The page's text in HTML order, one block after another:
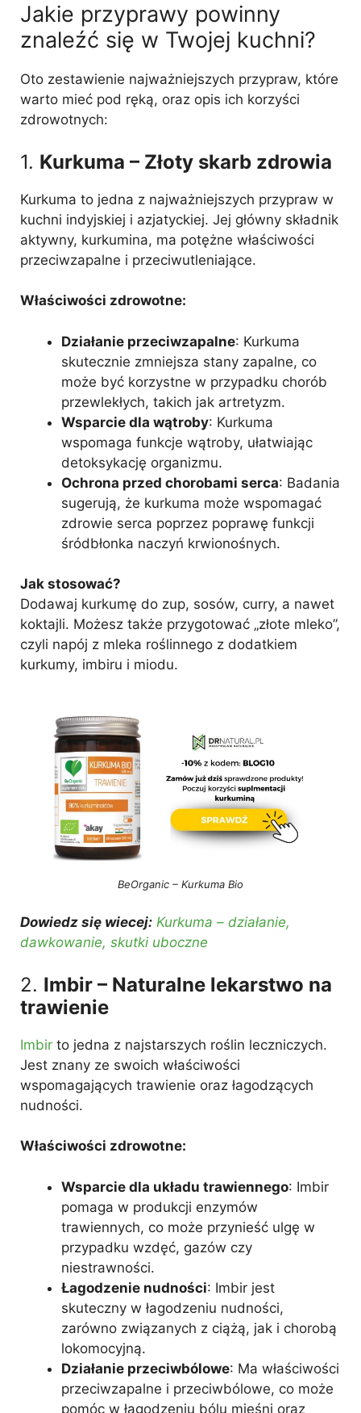
Jakie przyprawy powinny
znaleźć się w Twojej kuchni?
Oto zestawienie najważniejszych przypraw, które
warto mieć pod ręką, oraz opis ich korzyści
zdrowotnych:
1. Kurkuma – Złoty skarb zdrowia
Kurkuma to jedna z najważniejszych przypraw w
kuchni indyjskiej i azjatyckiej. Jej główny składnik
aktywny, kurkumina, ma potężne właściwości
przeciwzapalne i przeciwutleniające.
Właściwości zdrowotne:
Działanie przeciwzapalne: Kurkuma
skutecznie zmniejsza stany zapalne, co
może być korzystne w przypadku chorób
przewlekłych, takich jak artretyzm.
Wsparcie dla wątroby: Kurkuma
wspomaga funkcje wątroby, ułatwiając
detoksykację organizmu.
Ochrona przed chorobami serca: Badania
sugerują, że kurkuma może wspomagać
zdrowie serca poprzez poprawę funkcji
śródbłonka naczyń krwionośnych.
Jak stosować?
Dodawaj kurkumę do zup, sosów, curry, a nawet
koktajli. Możesz także przygotować „złote mleko”,
czyli napój z mleka roślinnego z dodatkiem
kurkumy, imbiru i miodu.
BeOrganic – Kurkuma Bio
Dowiedz się wiecej: Kurkuma – działanie,
dawkowanie, skutki uboczne
2. Imbir – Naturalne lekarstwo na
trawienie
Imbir to jedna z najstarszych roślin leczniczych.
Jest znany ze swoich właściwości
wspomagających trawienie oraz łagodzących
nudności.
Właściwości zdrowotne:
Wsparcie dla układu trawiennego: Imbir
pomaga w produkcji enzymów
trawiennych, co może przynieść ulgę w
przypadku wzdęć, gazów czy
niestrawności.
Łagodzenie nudności: Imbir jest
skuteczny w łagodzeniu nudności,
zarówno związanych z ciążą, jak i chorobą
lokomocyjną.
Działanie przeciwbólowe: Ma właściwości
przeciwzapalne i przeciwbólowe, co może
pomóc w łagodzeniu bólu mięśni oraz